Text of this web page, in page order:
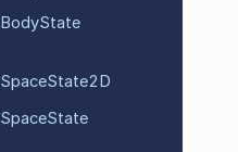
BodyState
SpaceState2D
SpaceState